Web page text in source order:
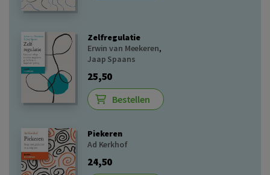
Zelfregulatie
Erwin van Meekeren,
Jaap Spaans
25,50
Bestellen
Piekeren
Ad Kerkhof
24,50